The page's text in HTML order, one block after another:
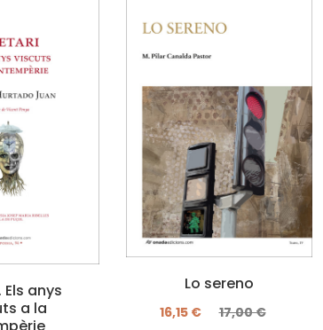
anys
a la
Lo sereno
16,15 € 17,00 €